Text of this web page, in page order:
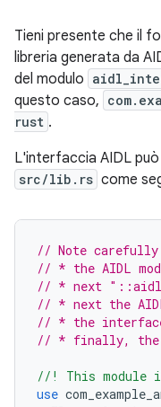
Tieni presente che il
libreria generata da
del modulo
questo caso,
rust .
L'interfaccia AIDL
src/lib.rs come
// Note carefully
// * the AIDL
// * next
// * next the
// * the
// * finally, the
//! This module
use